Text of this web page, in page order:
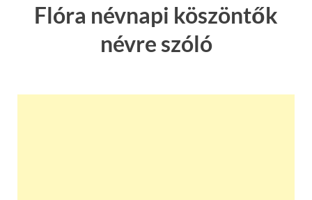
Flóra névnapi köszöntők
névre szóló